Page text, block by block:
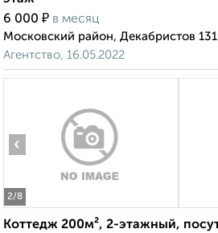
6 000 ₽ в месяц
Московский район, Декабристов 131
Агентство, 16.05.2022
2/8
‹
Коттедж 200м², 2-этажный,